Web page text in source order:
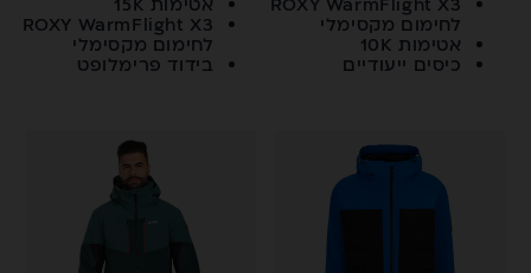
לחימום מקסימלי
אטימות 10K
כיסים ייעודיים
ROXY WarmFlight X3
לחימום מקסימלי
בידוד פרימלופט